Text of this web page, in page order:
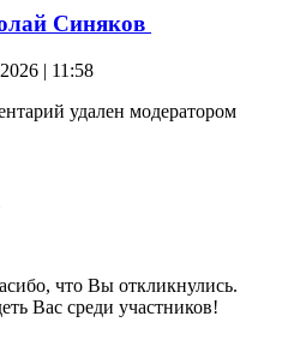
Синяков
| 11:58
удален модератором
что Вы откликнулись.
Вас среди участников!